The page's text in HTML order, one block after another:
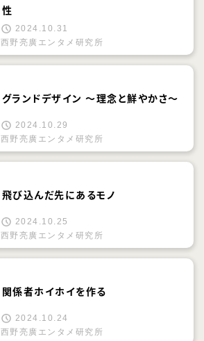
性
2024.10.31
西野亮廣エンタメ研究所
グランドデザイン ～理念と鮮やかさ～
2024.10.29
西野亮廣エンタメ研究所
飛び込んだ先にあるモノ
2024.10.25
西野亮廣エンタメ研究所
関係者ホイホイを作る
2024.10.24
西野亮廣エンタメ研究所